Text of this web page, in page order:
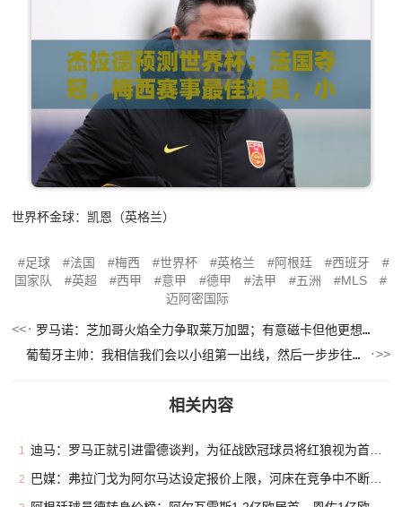
世界杯金球：凯恩（英格兰）
足球 法国 梅西 世界杯 英格兰 阿根廷
西班牙
国家队
英超 西甲 意甲 德甲 法甲 五洲
MLS
迈阿密国际
罗马诺：芝加哥火焰全力争取莱万加盟；有意磁卡但他更想留在欧洲
葡萄牙主帅：我相信我们会以小组第一出线，然后一步步往前走
相关内容
1 迪马：罗马正就引进雷德谈判，为征战欧冠球员将红狼视为首选下家
2 巴媒：弗拉门戈为阿尔马达设定报价上限，河床在竞争中不断抬价